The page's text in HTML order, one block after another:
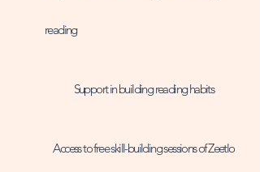
reading
Support in building reading habits
Access to free skill-building sessions of Zeetlo